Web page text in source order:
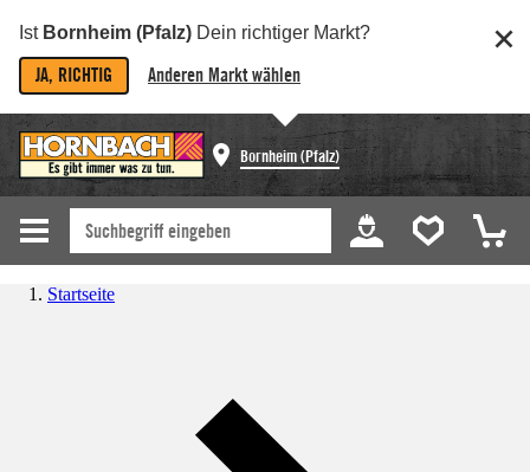
Ist Bornheim (Pfalz) Dein richtiger Markt?
JA, RICHTIG Anderen Markt wählen
Bornheim (Pfalz)
Startseite